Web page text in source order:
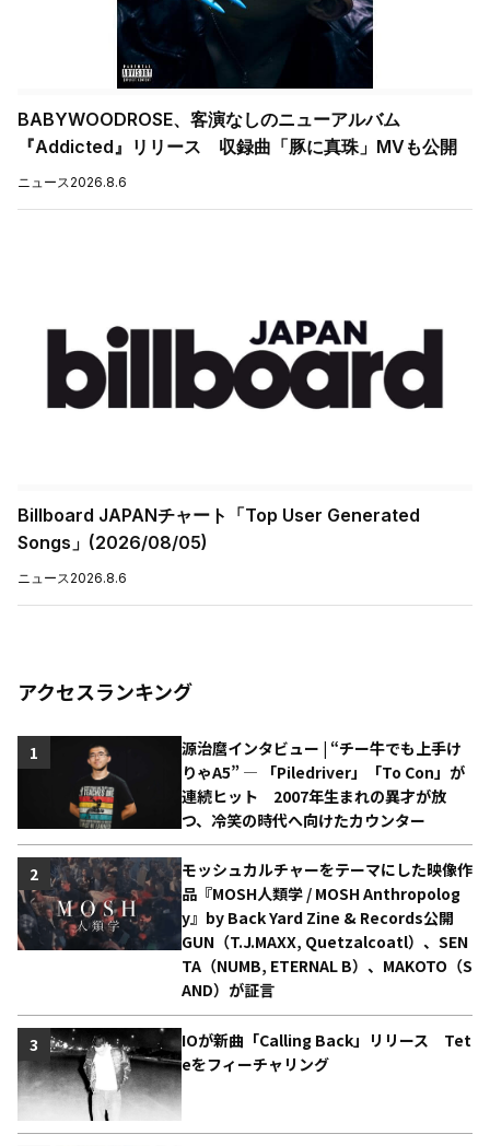
BABYWOODROSE、客演なしのニューアルバム
『Addicted』リリース 収録曲「豚に真珠」MVも公開
ニュース2026.8.6
Billboard JAPANチャート「Top User Generated
Songs」(2026/08/05)
ニュース 2026.8.6
アクセスランキング
源治麿インタビュー | “チー牛でも上手け
りゃA5” ― 「Piledriver」「To Con」が
連続ヒット 2007年生まれの異才が放
つ、冷笑の時代へ向けたカウンター
1
モッシュカルチャーをテーマにした映像作
品『MOSH人類学 / MOSH Anthropolog
y』by Back Yard Zine & Records公開
GUN（T.J.MAXX, Quetzalcoatl）、SEN
TA（NUMB, ETERNAL B）、MAKOTO（S
AND）が証言
2
IOが新曲「Calling Back」リリース Tet
eをフィーチャリング
3